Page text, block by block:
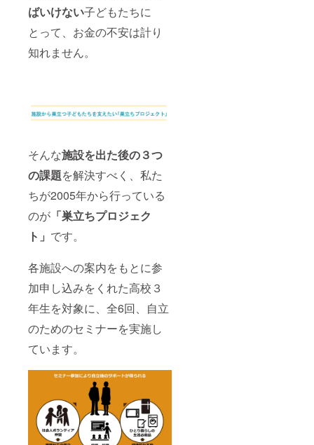
ばいけない子どもたちに
とって、お金の不安は計り
知れません。
そんな施設を出た後の３つ
の課題を解決すべく、私た
ちが2005年から行っている
のが 「巣立ちプロジェク
ト」 です。
各施設への案内をもとに参
加申し込みをくれた高校３
年生を対象に、全6回、自立
のためのセミナーを実施し
ています。